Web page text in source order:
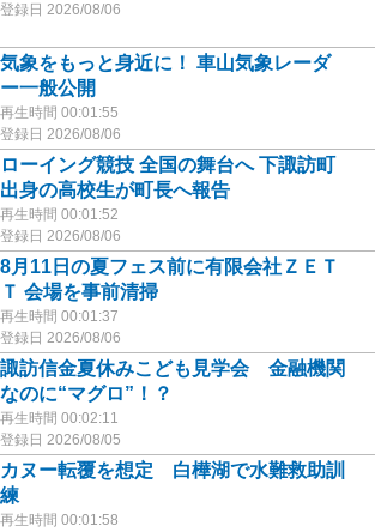
登録日 2026/08/06
気象をもっと身近に！ 車山気象レーダ
ー一般公開
再生時間 00:01:55
登録日 2026/08/06
ローイング競技 全国の舞台へ 下諏訪町
出身の高校生が町長へ報告
再生時間 00:01:52
登録日 2026/08/06
8月11日の夏フェス前に有限会社ＺＥＴ
Ｔ 会場を事前清掃
再生時間 00:01:37
登録日 2026/08/06
諏訪信金夏休みこども見学会 金融機関
なのに“マグロ”！？
再生時間 00:02:11
登録日 2026/08/05
カヌー転覆を想定 白樺湖で水難救助訓
練
再生時間 00:01:58